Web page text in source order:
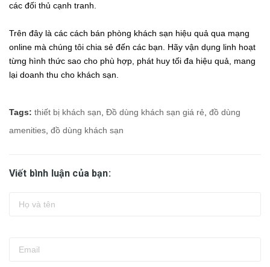
các đối thủ cạnh tranh.
Trên đây là các cách bán phòng khách sạn hiệu quả qua mạng
online mà chúng tôi chia sẻ đến các bạn. Hãy vận dụng linh hoạt
từng hình thức sao cho phù hợp, phát huy tối đa hiệu quả, mang
lại doanh thu cho khách sạn.
Tags: thiết bị khách sạn Đồ dùng khách sạn giá rẻ đồ dùng
amenities đồ dùng khách sạn
Viết bình luận của bạn: